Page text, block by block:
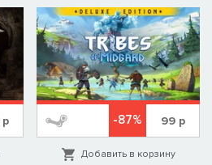
р -87% 99р
Добавить в корзину